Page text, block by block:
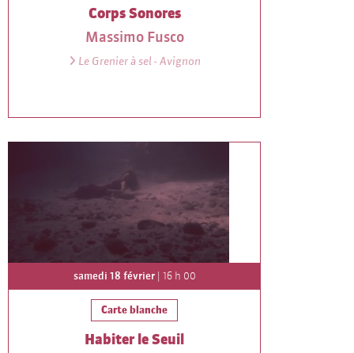
Corps Sonores
Massimo Fusco
Le Grenier à sel - Avignon
samedi 18 février| 16 h 00
Carte blanche
Habiter le Seuil